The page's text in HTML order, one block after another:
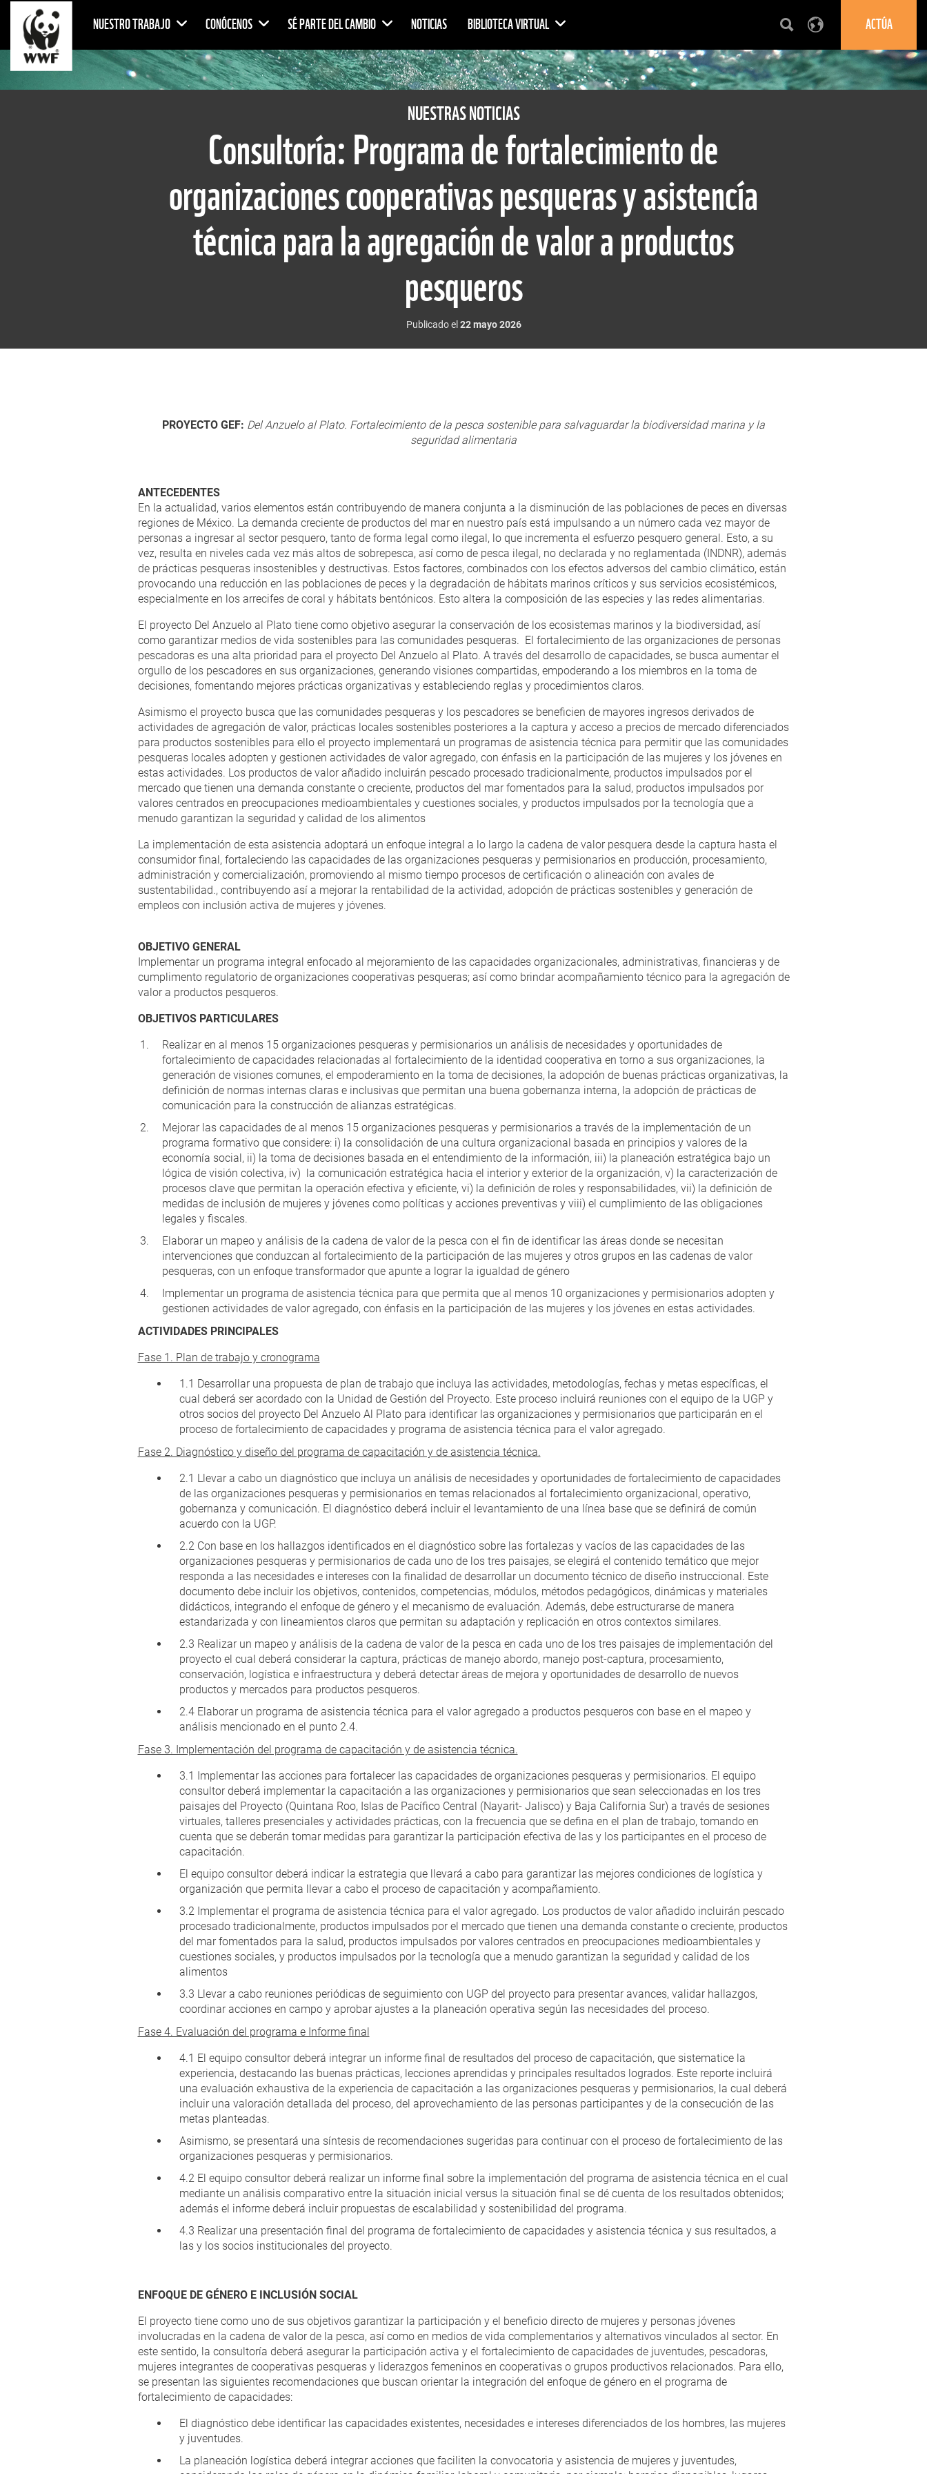
NUESTRO TRABAJO CONÓCENOS SÉ PARTE DEL CAMBIO NOTICIAS BIBLIOTECA VIRTUAL ACTÚA
NUESTRAS NOTICIAS
Consultoría: Programa de fortalecimiento de
organizaciones cooperativas pesqueras y asistencía
técnica para la agregación de valor a productos
pesqueros
Publicado el 22 mayo 2026
PROYECTO GEF: Del Anzuelo al Plato. Fortalecimiento de la pesca sostenible para salvaguardar la biodiversidad marina y la
seguridad alimentaria
ANTECEDENTES
En la actualidad, varios elementos están contribuyendo de manera conjunta a la disminución de las poblaciones de peces en diversas
regiones de México. La demanda creciente de productos del mar en nuestro país está impulsando a un número cada vez mayor de
personas a ingresar al sector pesquero, tanto de forma legal como ilegal, lo que incrementa el esfuerzo pesquero general. Esto, a su
vez, resulta en niveles cada vez más altos de sobrepesca, así como de pesca ilegal, no declarada y no reglamentada (INDNR), además
de prácticas pesqueras insostenibles y destructivas. Estos factores, combinados con los efectos adversos del cambio climático, están
provocando una reducción en las poblaciones de peces y la degradación de hábitats marinos críticos y sus servicios ecosistémicos,
especialmente en los arrecifes de coral y hábitats bentónicos. Esto altera la composición de las especies y las redes alimentarias.
El proyecto Del Anzuelo al Plato tiene como objetivo asegurar la conservación de los ecosistemas marinos y la biodiversidad, así
como garantizar medios de vida sostenibles para las comunidades pesqueras. El fortalecimiento de las organizaciones de personas
pescadoras es una alta prioridad para el proyecto Del Anzuelo al Plato. A través del desarrollo de capacidades, se busca aumentar el
orgullo de los pescadores en sus organizaciones, generando visiones compartidas, empoderando a los miembros en la toma de
decisiones, fomentando mejores prácticas organizativas y estableciendo reglas y procedimientos claros.
Asimismo el proyecto busca que las comunidades pesqueras y los pescadores se beneficien de mayores ingresos derivados de
actividades de agregación de valor, prácticas locales sostenibles posteriores a la captura y acceso a precios de mercado diferenciados
para productos sostenibles para ello el proyecto implementará un programas de asistencia técnica para permitir que las comunidades
pesqueras locales adopten y gestionen actividades de valor agregado, con énfasis en la participación de las mujeres y los jóvenes en
estas actividades. Los productos de valor añadido incluirán pescado procesado tradicionalmente, productos impulsados por el
mercado que tienen una demanda constante o creciente, productos del mar fomentados para la salud, productos impulsados por
valores centrados en preocupaciones medioambientales y cuestiones sociales, y productos impulsados por la tecnología que a
menudo garantizan la seguridad y calidad de los alimentos
La implementación de esta asistencia adoptará un enfoque integral a lo largo la cadena de valor pesquera desde la captura hasta el
consumidor final, fortaleciendo las capacidades de las organizaciones pesqueras y permisionarios en producción, procesamiento,
administración y comercialización, promoviendo al mismo tiempo procesos de certificación o alineación con avales de
sustentabilidad., contribuyendo así a mejorar la rentabilidad de la actividad, adopción de prácticas sostenibles y generación de
empleos con inclusión activa de mujeres y jóvenes.
OBJETIVO GENERAL
Implementar un programa integral enfocado al mejoramiento de las capacidades organizacionales, administrativas, financieras y de
cumplimento regulatorio de organizaciones cooperativas pesqueras; así como brindar acompañamiento técnico para la agregación de
valor a productos pesqueros.
OBJETIVOS PARTICULARES
Realizar en al menos 15 organizaciones pesqueras y permisionarios un análisis de necesidades y oportunidades de
fortalecimiento de capacidades relacionadas al fortalecimiento de la identidad cooperativa en torno a sus organizaciones, la
generación de visiones comunes, el empoderamiento en la toma de decisiones, la adopción de buenas prácticas organizativas, la
definición de normas internas claras e inclusivas que permitan una buena gobernanza interna, la adopción de prácticas de
comunicación para la construcción de alianzas estratégicas.
Mejorar las capacidades de al menos 15 organizaciones pesqueras y permisionarios a través de la implementación de un
programa formativo que considere: i) la consolidación de una cultura organizacional basada en principios y valores de la
economía social, ii) la toma de decisiones basada en el entendimiento de la información, iii) la planeación estratégica bajo un
lógica de visión colectiva, iv) la comunicación estratégica hacia el interior y exterior de la organización, v) la caracterización de
procesos clave que permitan la operación efectiva y eficiente, vi) la definición de roles y responsabilidades, vii) la definición de
medidas de inclusión de mujeres y jóvenes como políticas y acciones preventivas y viii) el cumplimiento de las obligaciones
legales y fiscales.
Elaborar un mapeo y análisis de la cadena de valor de la pesca con el fin de identificar las áreas donde se necesitan
intervenciones que conduzcan al fortalecimiento de la participación de las mujeres y otros grupos en las cadenas de valor
pesqueras, con un enfoque transformador que apunte a lograr la igualdad de género
Implementar un programa de asistencia técnica para que permita que al menos 10 organizaciones y permisionarios adopten y
gestionen actividades de valor agregado, con énfasis en la participación de las mujeres y los jóvenes en estas actividades.
ACTIVIDADES PRINCIPALES
Fase 1. Plan de trabajo y cronograma
1.1 Desarrollar una propuesta de plan de trabajo que incluya las actividades, metodologías, fechas y metas específicas, el
cual deberá ser acordado con la Unidad de Gestión del Proyecto. Este proceso incluirá reuniones con el equipo de la UGP y
otros socios del proyecto Del Anzuelo Al Plato para identificar las organizaciones y permisionarios que participarán en el
proceso de fortalecimiento de capacidades y programa de asistencia técnica para el valor agregado.
Fase 2. Diagnóstico y diseño del programa de capacitación y de asistencia técnica.
2.1 Llevar a cabo un diagnóstico que incluya un análisis de necesidades y oportunidades de fortalecimiento de capacidades
de las organizaciones pesqueras y permisionarios en temas relacionados al fortalecimiento organizacional, operativo,
gobernanza y comunicación. El diagnóstico deberá incluir el levantamiento de una línea base que se definirá de común
acuerdo con la UGP.
2.2 Con base en los hallazgos identificados en el diagnóstico sobre las fortalezas y vacíos de las capacidades de las
organizaciones pesqueras y permisionarios de cada uno de los tres paisajes, se elegirá el contenido temático que mejor
responda a las necesidades e intereses con la finalidad de desarrollar un documento técnico de diseño instruccional. Este
documento debe incluir los objetivos, contenidos, competencias, módulos, métodos pedagógicos, dinámicas y materiales
didácticos, integrando el enfoque de género y el mecanismo de evaluación. Además, debe estructurarse de manera
estandarizada y con lineamientos claros que permitan su adaptación y replicación en otros contextos similares.
2.3 Realizar un mapeo y análisis de la cadena de valor de la pesca en cada uno de los tres paisajes de implementación del
proyecto el cual deberá considerar la captura, prácticas de manejo abordo, manejo post-captura, procesamiento,
conservación, logística e infraestructura y deberá detectar áreas de mejora y oportunidades de desarrollo de nuevos
productos y mercados para productos pesqueros.
2.4 Elaborar un programa de asistencia técnica para el valor agregado a productos pesqueros con base en el mapeo y
análisis mencionado en el punto 2.4.
Fase 3. Implementación del programa de capacitación y de asistencia técnica.
3.1 Implementar las acciones para fortalecer las capacidades de organizaciones pesqueras y permisionarios. El equipo
consultor deberá implementar la capacitación a las organizaciones y permisionarios que sean seleccionadas en los tres
paisajes del Proyecto (Quintana Roo, Islas de Pacífico Central (Nayarit- Jalisco) y Baja California Sur) a través de sesiones
virtuales, talleres presenciales y actividades prácticas, con la frecuencia que se defina en el plan de trabajo, tomando en
cuenta que se deberán tomar medidas para garantizar la participación efectiva de las y los participantes en el proceso de
capacitación.
El equipo consultor deberá indicar la estrategia que llevará a cabo para garantizar las mejores condiciones de logística y
organización que permita llevar a cabo el proceso de capacitación y acompañamiento.
3.2 Implementar el programa de asistencia técnica para el valor agregado. Los productos de valor añadido incluirán pescado
procesado tradicionalmente, productos impulsados por el mercado que tienen una demanda constante o creciente, productos
del mar fomentados para la salud, productos impulsados por valores centrados en preocupaciones medioambientales y
cuestiones sociales, y productos impulsados por la tecnología que a menudo garantizan la seguridad y calidad de los
alimentos
3.3 Llevar a cabo reuniones periódicas de seguimiento con UGP del proyecto para presentar avances, validar hallazgos,
coordinar acciones en campo y aprobar ajustes a la planeación operativa según las necesidades del proceso.
Fase 4. Evaluación del programa e Informe final
4.1 El equipo consultor deberá integrar un informe final de resultados del proceso de capacitación, que sistematice la
experiencia, destacando las buenas prácticas, lecciones aprendidas y principales resultados logrados. Este reporte incluirá
una evaluación exhaustiva de la experiencia de capacitación a las organizaciones pesqueras y permisionarios, la cual deberá
incluir una valoración detallada del proceso, del aprovechamiento de las personas participantes y de la consecución de las
metas planteadas.
Asimismo, se presentará una síntesis de recomendaciones sugeridas para continuar con el proceso de fortalecimiento de las
organizaciones pesqueras y permisionarios.
4.2 El equipo consultor deberá realizar un informe final sobre la implementación del programa de asistencia técnica en el cual
mediante un análisis comparativo entre la situación inicial versus la situación final se dé cuenta de los resultados obtenidos;
además el informe deberá incluir propuestas de escalabilidad y sostenibilidad del programa.
4.3 Realizar una presentación final del programa de fortalecimiento de capacidades y asistencia técnica y sus resultados, a
las y los socios institucionales del proyecto.
ENFOQUE DE GÉNERO E INCLUSIÓN SOCIAL
El proyecto tiene como uno de sus objetivos garantizar la participación y el beneficio directo de mujeres y personas jóvenes
involucradas en la cadena de valor de la pesca, así como en medios de vida complementarios y alternativos vinculados al sector. En
este sentido, la consultoría deberá asegurar la participación activa y el fortalecimiento de capacidades de juventudes, pescadoras,
mujeres integrantes de cooperativas pesqueras y liderazgos femeninos en cooperativas o grupos productivos relacionados. Para ello,
se presentan las siguientes recomendaciones que buscan orientar la integración del enfoque de género en el programa de
fortalecimiento de capacidades:
El diagnóstico debe identificar las capacidades existentes, necesidades e intereses diferenciados de los hombres, las mujeres
y juventudes.
La planeación logística deberá integrar acciones que faciliten la convocatoria y asistencia de mujeres y juventudes,